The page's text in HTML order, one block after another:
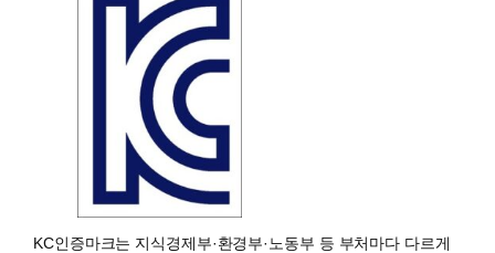
KC인증마크는 지식경제부·환경부·노동부 등 부처마다 다르게